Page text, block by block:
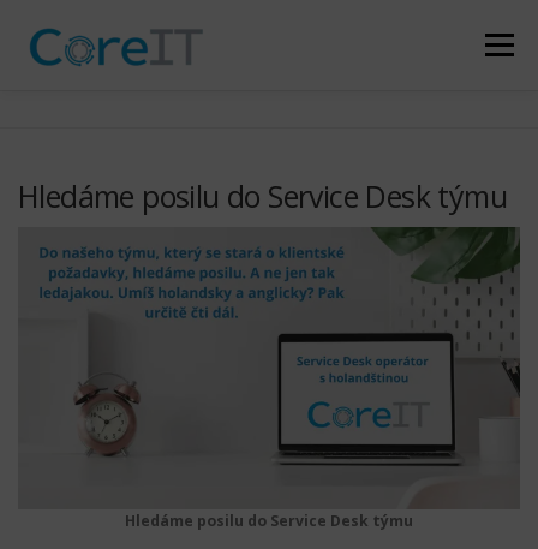
obsah
Menu
KONTAKT
Hledáme posilu do Service Desk týmu
Hledáme posilu do Service Desk týmu